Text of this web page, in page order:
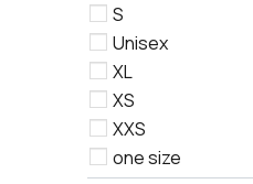
S
Unisex
XL
XS
XXS
one size